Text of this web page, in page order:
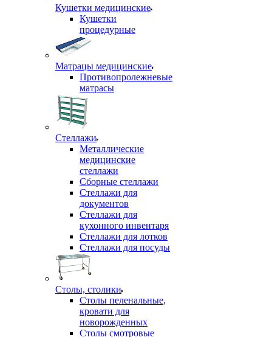
Кушетки медицинские
Кушетки
процедурные
Матрацы медицинские
Противопролежневые
матрасы
Стеллажи
Металлические
медицинские
стеллажи
Сборные стеллажи
Стеллажи для
документов
Стеллажи для
кухонного инвентаря
Стеллажи для лотков
Стеллажи для посуды
Столы, столики
Столы пеленальные,
кровати для
новорожденных
Столы смотровые